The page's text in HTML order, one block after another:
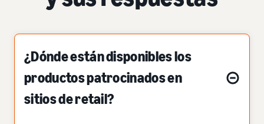
¿Dónde están disponibles los
productos patrocinados en
sitios de retail?